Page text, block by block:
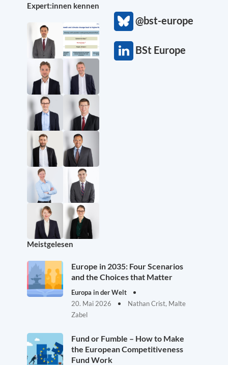
Expert:innen kennen
@bst-europe
BSt Europe
Meistgelesen
Europe in 2035: Four Scenarios
and the Choices that Matter
Europa in der Welt
20. Mai 2026
Nathan Crist, Malte
Zabel
Fund or Fumble – How to Make
the European Competitiveness
Fund Work